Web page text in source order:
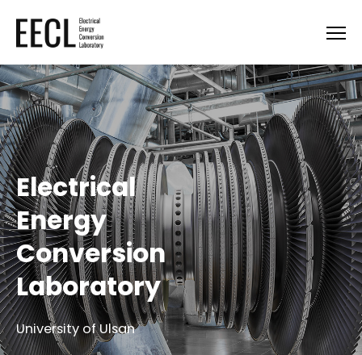
Electrical
Energy
Conversion
Laboratory
University of Ulsan